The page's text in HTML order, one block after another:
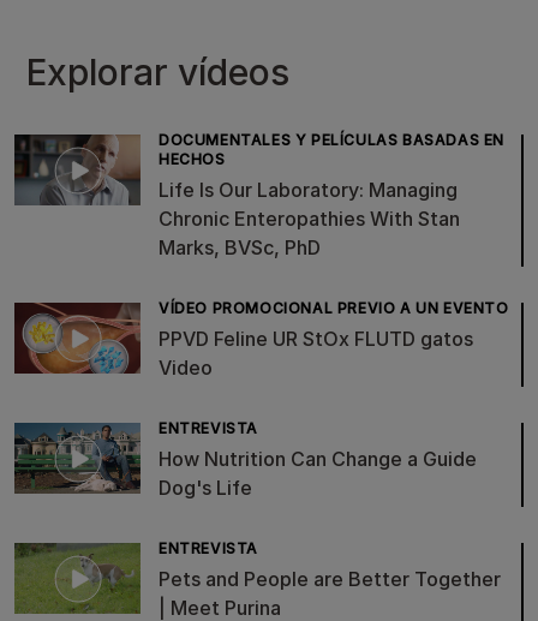
Explorar vídeos
DOCUMENTALES Y PELÍCULAS BASADAS EN
HECHOS
Life Is Our Laboratory: Managing
Chronic Enteropathies With Stan
Marks, BVSc, PhD
VÍDEO PROMOCIONAL PREVIO A UN EVENTO
PPVD Feline UR StOx FLUTD gatos
Video
ENTREVISTA
How Nutrition Can Change a Guide
Dog's Life
ENTREVISTA
Pets and People are Better Together
| Meet Purina